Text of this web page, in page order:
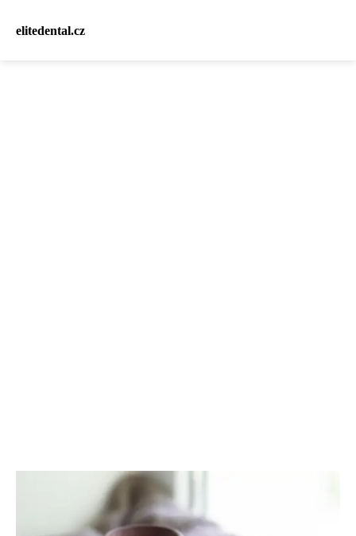
elitedental.cz